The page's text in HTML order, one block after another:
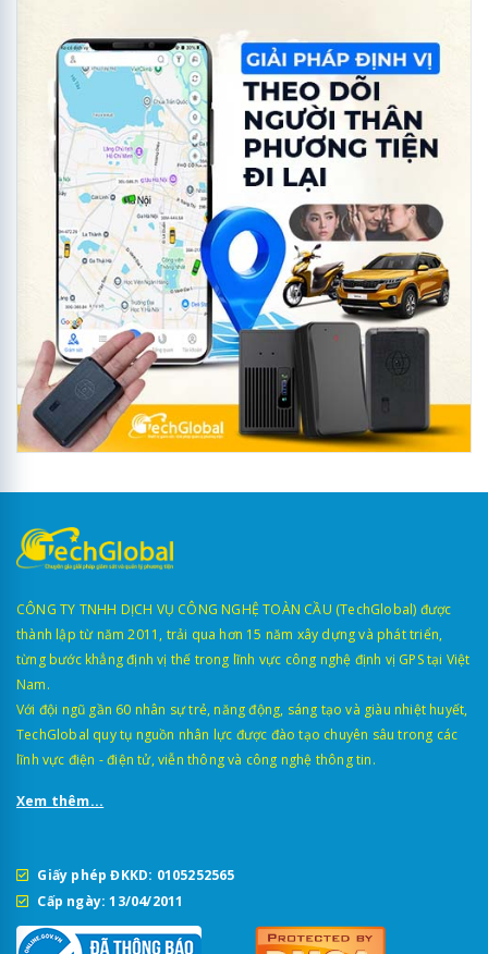
CÔNG TY TNHH DỊCH VỤ CÔNG NGHỆ TOÀN CẦU (TechGlobal) được
thành lập từ năm 2011, trải qua hơn 15 năm xây dựng và phát triển,
từng bước khẳng định vị thế trong lĩnh vực công nghệ định vị GPS tại Việt
Nam.
Với đội ngũ gần 60 nhân sự trẻ, năng động, sáng tạo và giàu nhiệt huyết,
TechGlobal quy tụ nguồn nhân lực được đào tạo chuyên sâu trong các
lĩnh vực điện - điện tử, viễn thông và công nghệ thông tin.
Xem thêm...
Giấy phép ĐKKD: 0105252565
Cấp ngày: 13/04/2011